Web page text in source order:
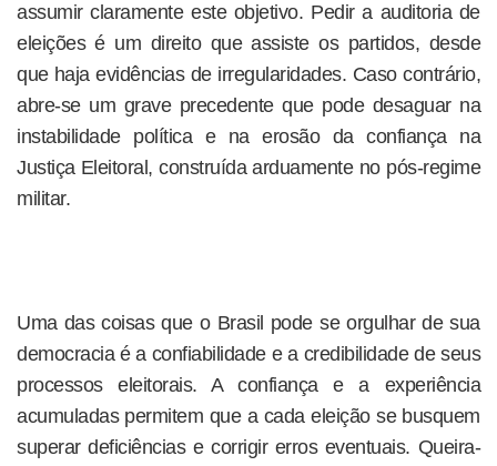
assumir claramente este objetivo. Pedir a auditoria de
eleições é um direito que assiste os partidos, desde
que haja evidências de irregularidades. Caso contrário,
abre-se um grave precedente que pode desaguar na
instabilidade política e na erosão da confiança na
Justiça Eleitoral, construída arduamente no pós-regime
militar.
Uma das coisas que o Brasil pode se orgulhar de sua
democracia é a confiabilidade e a credibilidade de seus
processos eleitorais. A confiança e a experiência
acumuladas permitem que a cada eleição se busquem
superar deficiências e corrigir erros eventuais. Queira-